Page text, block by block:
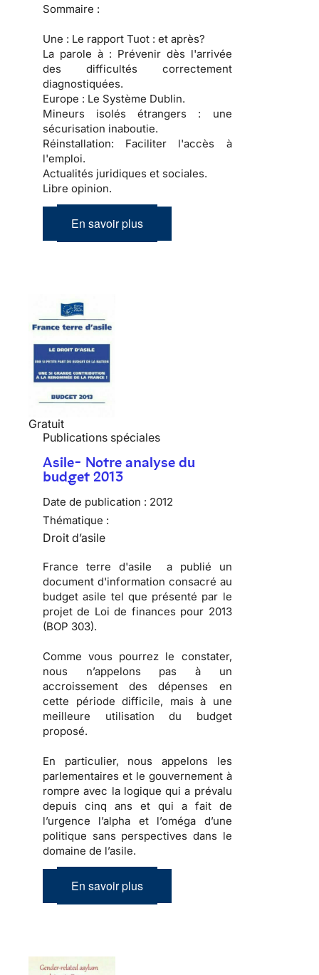
Sommaire :
Une : Le rapport Tuot : et après?
La parole à : Prévenir dès l'arrivée
des difficultés correctement
diagnostiquées.
Europe : Le Système Dublin.
Mineurs isolés étrangers : une
sécurisation inaboutie.
Réinstallation: Faciliter l'accès à
l'emploi.
Actualités juridiques et sociales.
Libre opinion.
En savoir plus
Gratuit
Publications spéciales
Asile- Notre analyse du
budget 2013
Date de publication : 2012
Thématique :
Droit d’asile
France terre d'asile a publié un
document d'information consacré au
budget asile tel que présenté par le
projet de Loi de finances pour 2013
(BOP 303).
Comme vous pourrez le constater,
nous n’appelons pas à un
accroissement des dépenses en
cette période difficile, mais à une
meilleure utilisation du budget
proposé.
En particulier, nous appelons les
parlementaires et le gouvernement à
rompre avec la logique qui a prévalu
depuis cinq ans et qui a fait de
l’urgence l’alpha et l’oméga d’une
politique sans perspectives dans le
domaine de l’asile.
En savoir plus